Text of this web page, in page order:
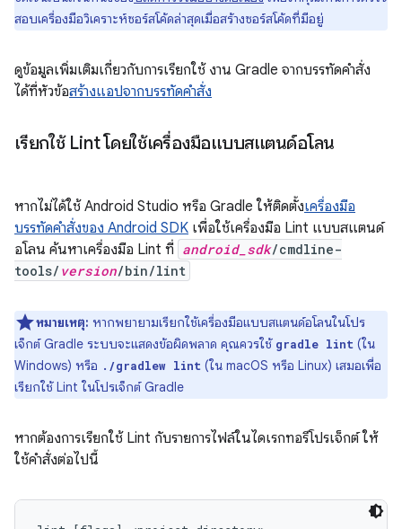
สอบเครื่องมือวิเคราะห์ซอร์สโค้ดล่าสุดเมื่อสร้างซอร์สโค้ดที่มีอยู่
ดูข้อมูลเพิ่มเติมเกี่ยวกับการเรียกใช้ งาน Gradle จากบรรทัดคำสั่ง
ได้ที่หัวข้อสร้างแอปจากบรรทัดคำสั่ง
เรียกใช้ Lint โดยใช้เครื่องมือแบบสแตนด์อโลน
หากไม่ได้ใช้ Android Studio หรือ Gradle ให้ติดตั้งเครื่องมือ
บรรทัดคำสั่งของ Android SDK เพื่อใช้เครื่องมือ Lint แบบสแตนด์
อโลน ค้นหาเครื่องมือ Lint ที่ android_sdk/cmdline-
tools/ version/bin/lint
หมายเหตุ: หากพยายามเรียกใช้เครื่องมือแบบสแตนด์อโลนในโปร
เจ็กต์ Gradle ระบบจะแสดงข้อผิดพลาด คุณควรใช้ gradle lint (ใน
Windows) หรือ ./gradlew lint (ใน macOS หรือ Linux) เสมอเพื่อ
เรียกใช้ Lint ในโปรเจ็กต์ Gradle
หากต้องการเรียกใช้ Lint กับรายการไฟล์ในไดเรกทอรีโปรเจ็กต์ ให้
ใช้คำสั่งต่อไปนี้